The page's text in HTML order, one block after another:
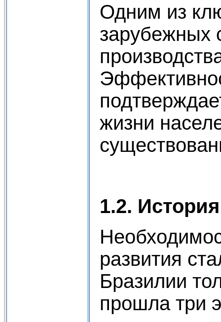
Одним из
зарубежных
жизни
1.2.
развития
Бразилии
прошла три